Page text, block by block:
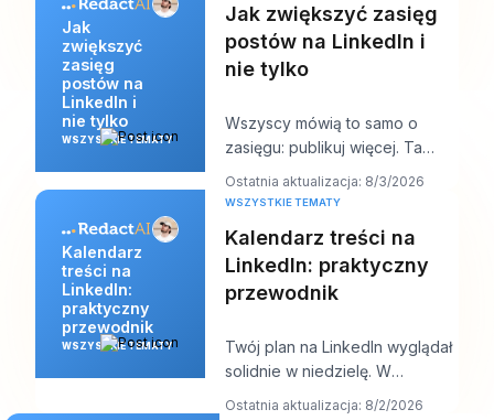
Jak
zwiększyć
zasięg
postów na
LinkedIn i
nie tylko
WSZYSTKIE TEMATY
Jak zwiększyć zasięg
postów na LinkedIn i
nie tylko
Wszyscy mówią to samo o
zasięgu: publikuj więcej. Ta
rada brzmi produktywnie, ale
zwykle ukrywa sedn
Ostatnia aktualizacja: 8/3/2026
Kalendarz
treści na
LinkedIn:
praktyczny
przewodnik
WSZYSTKIE TEMATY
WSZYSTKIE TEMATY
Kalendarz treści na
LinkedIn: praktyczny
przewodnik
Twój plan na LinkedIn wyglądał
solidnie w niedzielę. W
czwartek kolejka jest pusta,
Ostatnia aktualizacja: 8/2/2026